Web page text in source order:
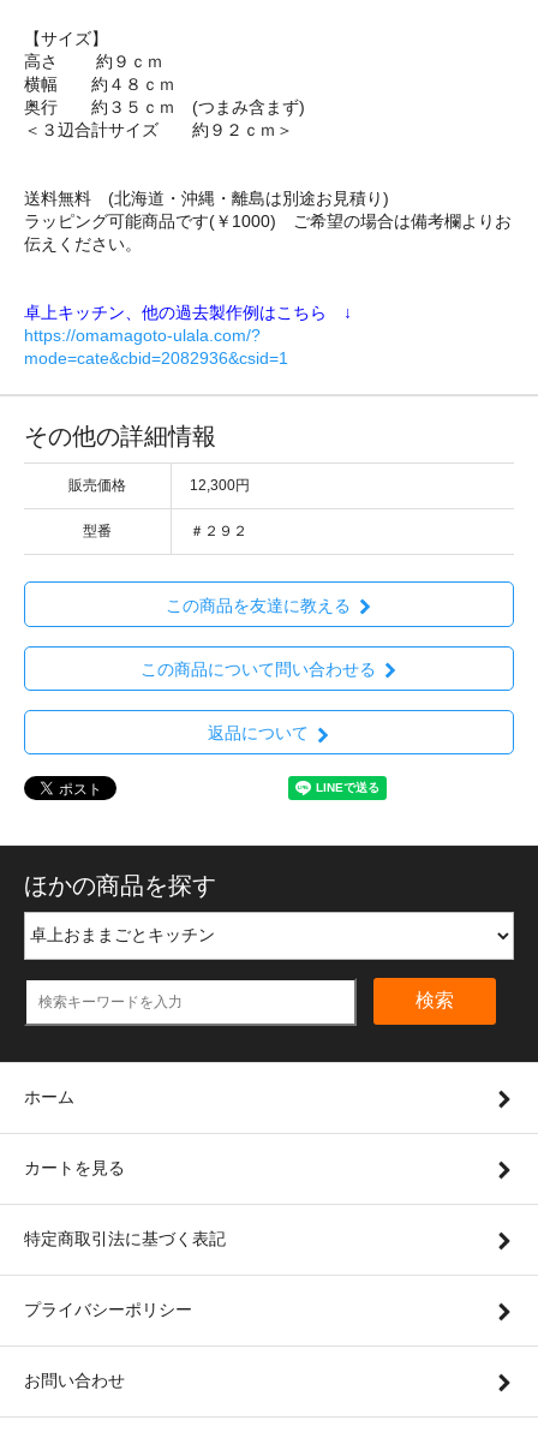
【サイズ】
高さ 約９ｃｍ
横幅 約４８ｃｍ
奥行 約３５ｃｍ (つまみ含まず)
＜３辺合計サイズ 約９２ｃｍ＞
送料無料 (北海道・沖縄・離島は別途お見積り)
ラッピング可能商品です(￥1000) ご希望の場合は備考欄よりお
伝えください。
卓上キッチン、他の過去製作例はこちら ↓
https://omamagoto-ulala.com/?
mode=cate&cbid=2082936&csid=1
その他の詳細情報
販売価格 12,300円
型番 ＃２９２
この商品を友達に教える
この商品について問い合わせる
返品について
ほかの商品を探す
検索
ホーム
カートを見る
特定商取引法に基づく表記
プライバシーポリシー
お問い合わせ